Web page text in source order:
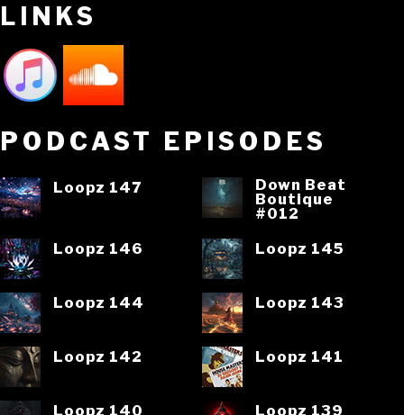
LINKS
PODCAST EPISODES
Loopz 147
Down Beat
Boutique
#012
Loopz 146
Loopz 145
Loopz 144 Loopz 143
Loopz 142 Loopz 141
Loopz 140 Loopz 139